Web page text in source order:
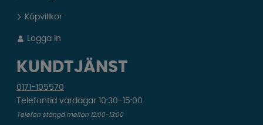
Köpvillkor
Logga in
KUNDTJÄNST
0171-105570
Telefontid vardagar 10:30-15:00
Telefon stängd mellan 12:00-13:00